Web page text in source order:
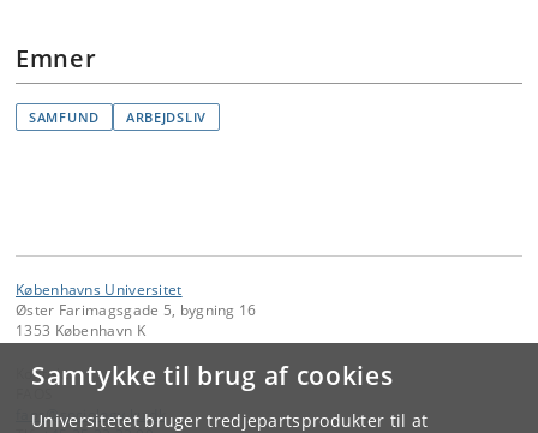
Samtykke til brug af cookies
Universitetet bruger tredjepartsprodukter til at
Emner
SAMFUND ARBEJDSLIV
Københavns Universitet
Øster Farimagsgade 5, bygning 16
1353 København K
Kontakt:
faos@sociology.ku.dk